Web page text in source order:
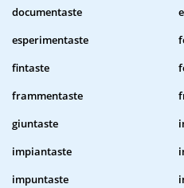
documentaste
esperimentaste
fintaste
frammentaste
giuntaste
impiantaste
impuntaste